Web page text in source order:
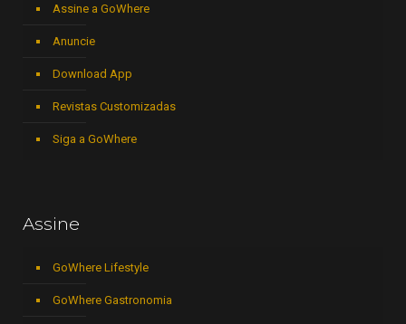
Assine a GoWhere
Anuncie
Download App
Revistas Customizadas
Siga a GoWhere
Assine
GoWhere Lifestyle
GoWhere Gastronomia